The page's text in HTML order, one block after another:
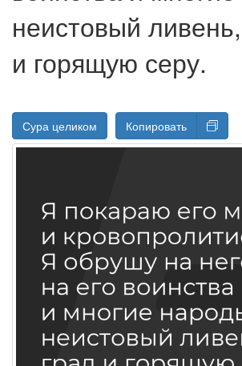
неистовый
и горящую серу.
Сура целиком Копировать